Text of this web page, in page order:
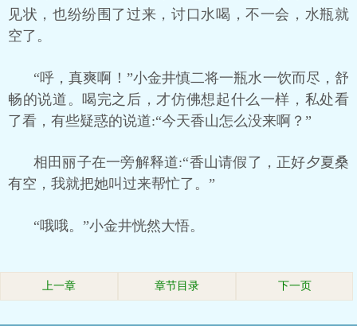
见状，也纷纷围了过来，讨口水喝，不一会，水瓶就
空了。
“呼，真爽啊！”小金井慎二将一瓶水一饮而尽，舒
畅的说道。喝完之后，才仿佛想起什么一样，私处看
了看，有些疑惑的说道:“今天香山怎么没来啊？”
相田丽子在一旁解释道:“香山请假了，正好夕夏桑
有空，我就把她叫过来帮忙了。”
“哦哦。”小金井恍然大悟。
上一章 章节目录 下一页